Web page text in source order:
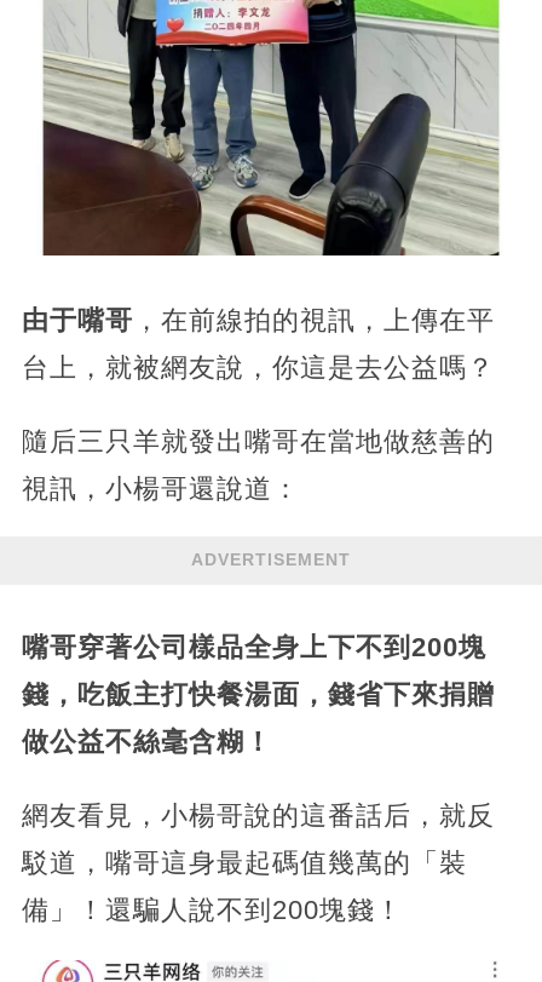
由于嘴哥 ，在前線拍的視訊，上傳在平
台上，就被網友說，你這是去公益嗎？
隨后三只羊就發出嘴哥在當地做慈善的
視訊，小楊哥還說道：
ADVERTISEMENT
嘴哥穿著公司樣品全身上下不到200塊
錢，吃飯主打快餐湯面，錢省下來捐贈
做公益不絲毫含糊！
網友看見，小楊哥說的這番話后，就反
駁道，嘴哥這身最起碼值幾萬的「裝
備」！還騙人說不到200塊錢！